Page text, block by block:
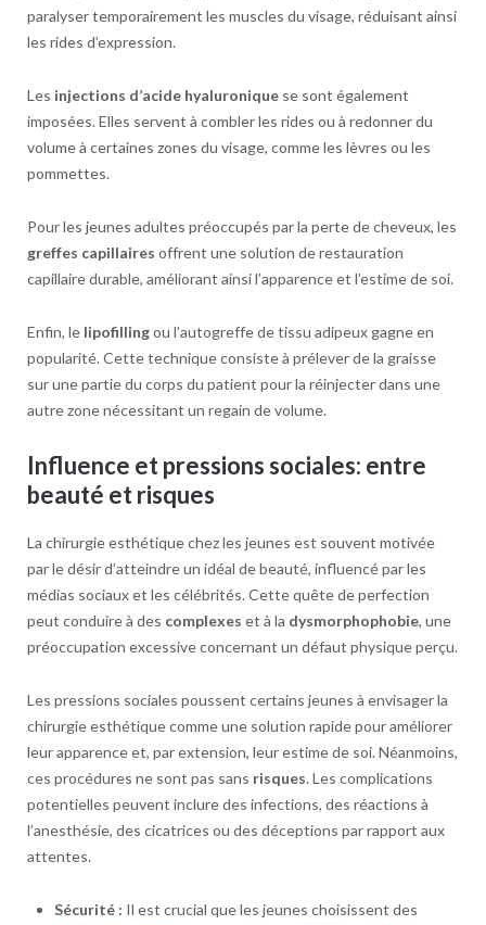
paralyser temporairement les muscles du visage, réduisant ainsi
les rides d’expression.
Les injections d’acide hyaluroniquese sont également
imposées. Elles servent à combler les rides ou à redonner du
volume à certaines zones du visage, comme les lèvres ou les
pommettes.
Pour les jeunes adultes préoccupés par la perte de cheveux, les
greffes capillaires offrent une solution de restauration
capillaire durable, améliorant ainsi l’apparence et l’estime de soi.
Enfin, le lipofillingou l’autogreffe de tissu adipeux gagne en
popularité. Cette technique consiste à prélever de la graisse
sur une partie du corps du patient pour la réinjecter dans une
autre zone nécessitant un regain de volume.
Influence et pressions sociales: entre
beauté et risques
La chirurgie esthétique chez les jeunes est souvent motivée
par le désir d’atteindre un idéal de beauté, influencé par les
médias sociaux et les célébrités. Cette quête de perfection
peut conduire à des complexes et à la dysmorphophobie, une
préoccupation excessive concernant un défaut physique perçu.
Les pressions sociales poussent certains jeunes à envisager la
chirurgie esthétique comme une solution rapide pour améliorer
leur apparence et, par extension, leur estime de soi. Néanmoins,
ces procédures ne sont pas sans risques. Les complications
potentielles peuvent inclure des infections, des réactions à
l’anesthésie, des cicatrices ou des déceptions par rapport aux
attentes.
Sécurité : Il est crucial que les jeunes choisissent des